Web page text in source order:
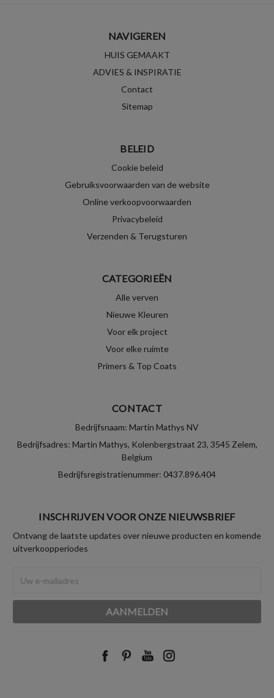
NAVIGEREN
HUIS GEMAAKT
ADVIES & INSPIRATIE
Contact
Sitemap
BELEID
Cookie beleid
Gebruiksvoorwaarden van de website
Online verkoopvoorwaarden
Privacybeleid
Verzenden & Terugsturen
CATEGORIEËN
Alle verven
Nieuwe Kleuren
Voor elk project
Voor elke ruimte
Primers & Top Coats
CONTACT
Bedrijfsnaam: Martin Mathys NV
Bedrijfsadres: Martin Mathys, Kolenbergstraat 23, 3545 Zelem,
Belgium
Bedrijfsregistratienummer: 0437.896.404
INSCHRIJVEN VOOR ONZE NIEUWSBRIEF
Ontvang de laatste updates over nieuwe producten en komende
uitverkoopperiodes
mailadres